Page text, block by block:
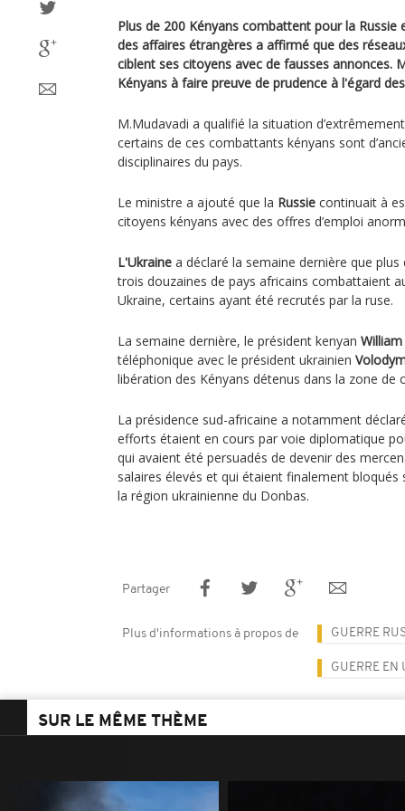
Plus de 200 Kényans combattent pour la Russie
des affaires étrangères a affirmé que des
ciblent ses citoyens avec de fausses annonces.
Kényans à faire preuve de prudence à l'égard
M.Mudavadi a qualifié la situation
certains de ces combattants kényans sont
disciplinaires du pays.
Le ministre a ajouté que la Russie continuait à
citoyens kényans avec des offres d’emploi
L'Ukraine a déclaré la semaine dernière que
trois douzaines de pays africains combattaient
Ukraine, certains ayant été recrutés par la ruse.
La semaine dernière, le président kenyan
téléphonique avec le président ukrainien
libération des Kényans détenus dans la zone de
La présidence sud-africaine a notamment
efforts étaient en cours par voie diplomatique
qui avaient été persuadés de devenir des
salaires élevés et qui étaient finalement bloqués
la région ukrainienne du Donbas.
Partager
Plus d'informations à propos de GUERRE
GUERRE EN
SUR LE MÊME THÈME